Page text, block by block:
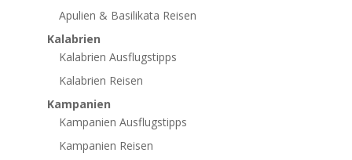
Apulien & Basilikata Reisen
Kalabrien
Kalabrien Ausflugstipps
Kalabrien Reisen
Kampanien
Kampanien Ausflugstipps
Kampanien Reisen